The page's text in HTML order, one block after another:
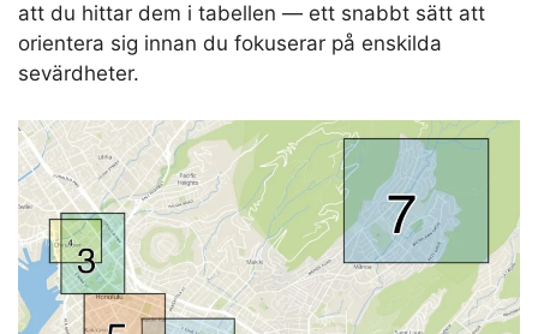
att du hittar dem i tabellen — ett snabbt sätt att
orientera sig innan du fokuserar på enskilda
sevärdheter.